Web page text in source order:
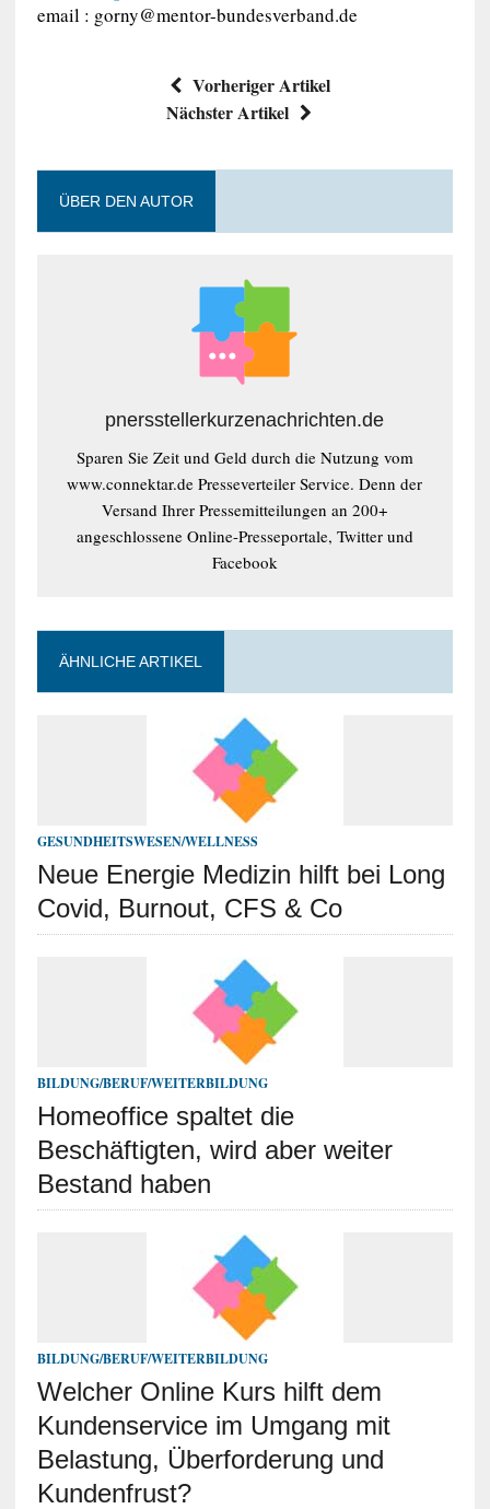
email : gorny@mentor-bundesverband.de
Vorheriger Artikel
Nächster Artikel
ÜBER DEN AUTOR
pnersstellerkurzenachrichten.de
Sparen Sie Zeit und Geld durch die Nutzung vom
www.connektar.de Presseverteiler Service. Denn der
Versand Ihrer Pressemitteilungen an 200+
angeschlossene Online-Presseportale, Twitter und
Facebook
ÄHNLICHE ARTIKEL
GESUNDHEITSWESEN/WELLNESS
Neue Energie Medizin hilft bei Long
Covid, Burnout, CFS & Co
BILDUNG/BERUF/WEITERBILDUNG
Homeoffice spaltet die
Beschäftigten, wird aber weiter
Bestand haben
BILDUNG/BERUF/WEITERBILDUNG
Welcher Online Kurs hilft dem
Kundenservice im Umgang mit
Belastung, Überforderung und
Kundenfrust?